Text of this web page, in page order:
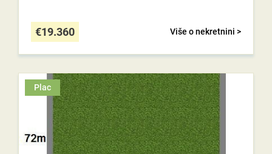
Više o nekretnini >
€19.360
Plac